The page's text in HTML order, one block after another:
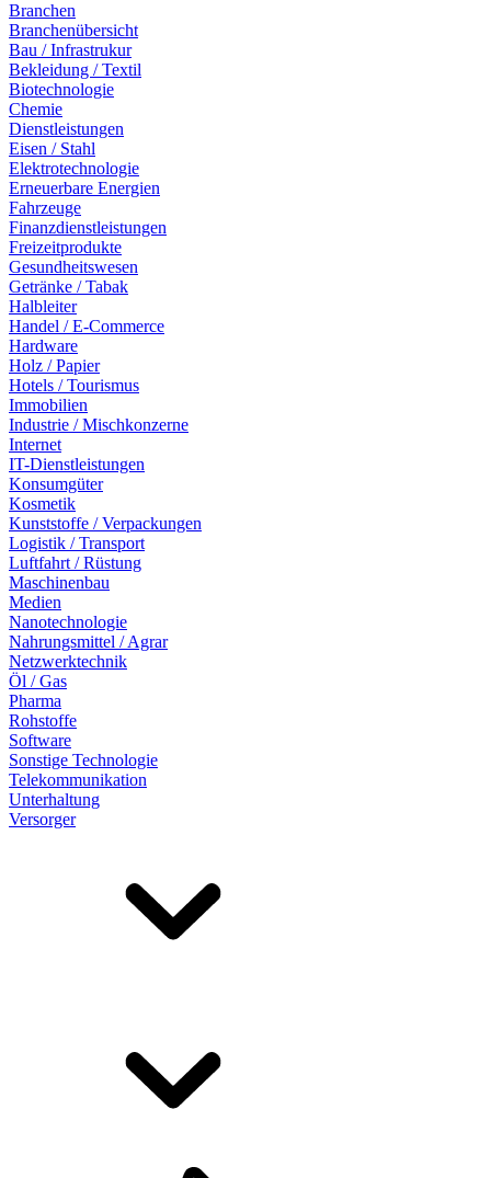
Branchen
Branchenübersicht
Bau / Infrastrukur
Bekleidung / Textil
Biotechnologie
Chemie
Dienstleistungen
Eisen / Stahl
Elektrotechnologie
Erneuerbare Energien
Fahrzeuge
Finanzdienstleistungen
Freizeitprodukte
Gesundheitswesen
Getränke / Tabak
Halbleiter
Handel / E-Commerce
Hardware
Holz / Papier
Hotels / Tourismus
Immobilien
Industrie / Mischkonzerne
Internet
IT-Dienstleistungen
Konsumgüter
Kosmetik
Kunststoffe / Verpackungen
Logistik / Transport
Luftfahrt / Rüstung
Maschinenbau
Medien
Nanotechnologie
Nahrungsmittel / Agrar
Netzwerktechnik
Öl / Gas
Pharma
Rohstoffe
Software
Sonstige Technologie
Telekommunikation
Unterhaltung
Versorger